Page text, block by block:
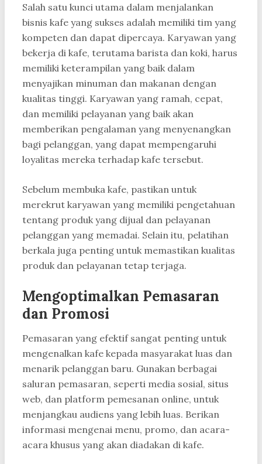
Salah satu kunci utama dalam menjalankan
bisnis kafe yang sukses adalah memiliki tim yang
kompeten dan dapat dipercaya. Karyawan yang
bekerja di kafe, terutama barista dan koki, harus
memiliki keterampilan yang baik dalam
menyajikan minuman dan makanan dengan
kualitas tinggi. Karyawan yang ramah, cepat,
dan memiliki pelayanan yang baik akan
memberikan pengalaman yang menyenangkan
bagi pelanggan, yang dapat mempengaruhi
loyalitas mereka terhadap kafe tersebut.
Sebelum membuka kafe, pastikan untuk
merekrut karyawan yang memiliki pengetahuan
tentang produk yang dijual dan pelayanan
pelanggan yang memadai. Selain itu, pelatihan
berkala juga penting untuk memastikan kualitas
produk dan pelayanan tetap terjaga.
Mengoptimalkan Pemasaran
dan Promosi
Pemasaran yang efektif sangat penting untuk
mengenalkan kafe kepada masyarakat luas dan
menarik pelanggan baru. Gunakan berbagai
saluran pemasaran, seperti media sosial, situs
web, dan platform pemesanan online, untuk
menjangkau audiens yang lebih luas. Berikan
informasi mengenai menu, promo, dan acara-
acara khusus yang akan diadakan di kafe.